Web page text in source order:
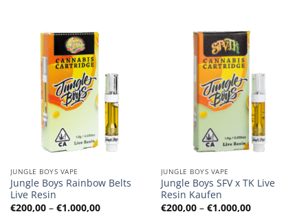
JUNGLE BOYS VAPE
Jungle Boys Rainbow Belts
Live Resin
€200,00 – €1.000,00Preisspanne:
€200,00
JUNGLE BOYS VAPE
Jungle Boys SFV x TK Live
Resin Kaufen
€200,00 – €1.000,00
€200,00